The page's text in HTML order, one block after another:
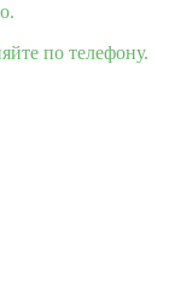
по телефону.